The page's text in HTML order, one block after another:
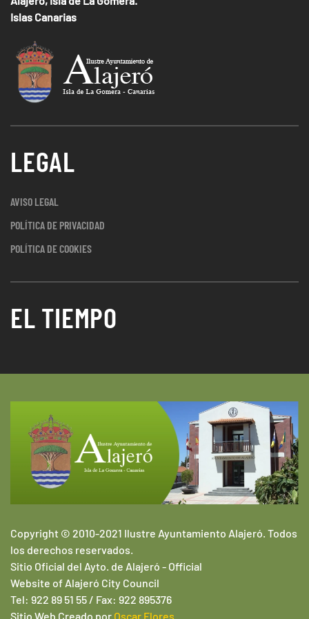
Islas Canarias
LEGAL
AVISO LEGAL
POLÍTICA DE PRIVACIDAD
POLÍTICA DE COOKIES
EL TIEMPO
Copyright © 2010-2021 Ilustre Ayuntamiento Alajeró. Todos
los derechos reservados.
Sitio Oficial del Ayto. de Alajeró - Official
Website of Alajeró City Council
Tel: 922 89 51 55 / Fax: 922 895376
Sitio Web Creado por Oscar Flores